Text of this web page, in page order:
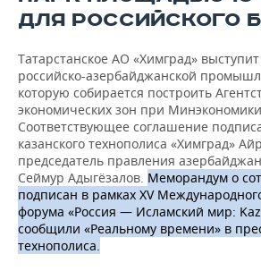
ДЛЯ РОССИЙСКОГО
Татарстанское АО «Химград»
российско-азербайджанской
которую собирается построить
экономических зон при
Соответствующее соглашение
казанского технополиса «Химград»
председатель правления
Сеймур Адыгёзалов. Меморандум о
подписан в рамках XV
форума «Россия — Исламский мир:
сообщили «Реальному времени» в
технополиса.